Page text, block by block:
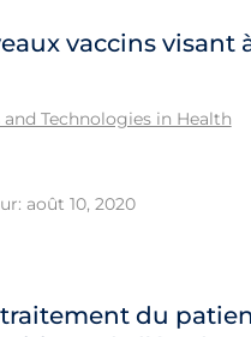
vaccins visant
Technologies in Health
août 10, 2020
du